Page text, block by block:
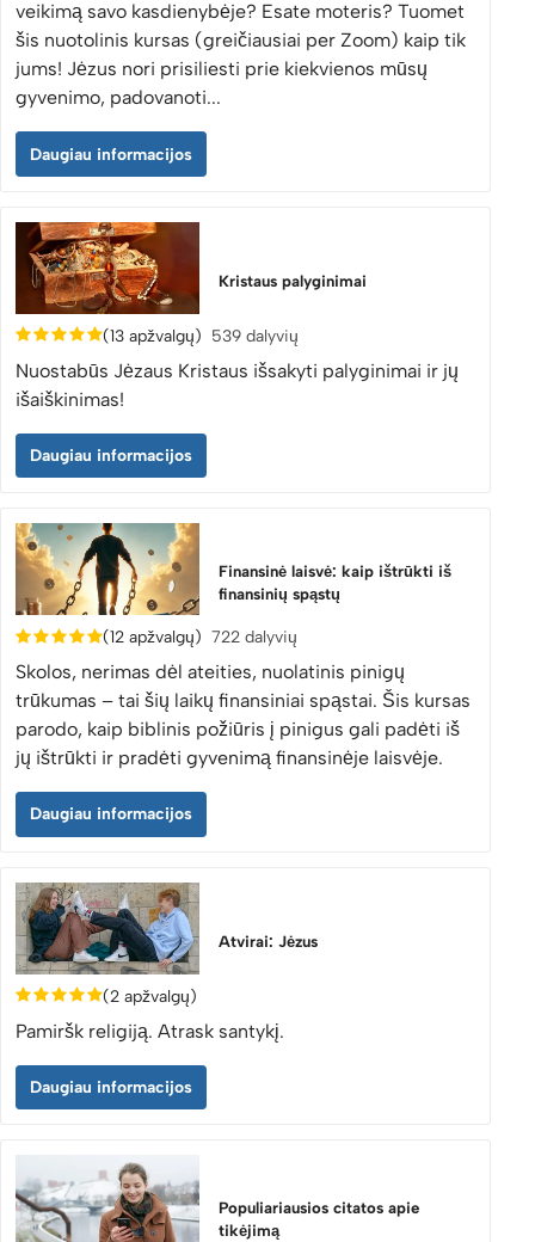
veikimą savo kasdienybėje? Esate moteris? Tuomet
šis nuotolinis kursas (greičiausiai per Zoom) kaip tik
jums! Jėzus nori prisiliesti prie kiekvienos mūsų
gyvenimo, padovanoti...
Daugiau informacijos
Kristaus palyginimai
(13 apžvalgų) 539 dalyvių
Nuostabūs Jėzaus Kristaus išsakyti palyginimai ir jų
išaiškinimas!
Daugiau informacijos
Finansinė laisvė: kaip ištrūkti iš
finansinių spąstų
(12 apžvalgų) 722 dalyvių
Skolos, nerimas dėl ateities, nuolatinis pinigų
trūkumas – tai šių laikų finansiniai spąstai. Šis kursas
parodo, kaip biblinis požiūris į pinigus gali padėti iš
jų ištrūkti ir pradėti gyvenimą finansinėje laisvėje.
Daugiau informacijos
Atvirai: Jėzus
(2 apžvalgų)
Pamiršk religiją. Atrask santykį.
Daugiau informacijos
Populiariausios citatos apie
tikėjimą